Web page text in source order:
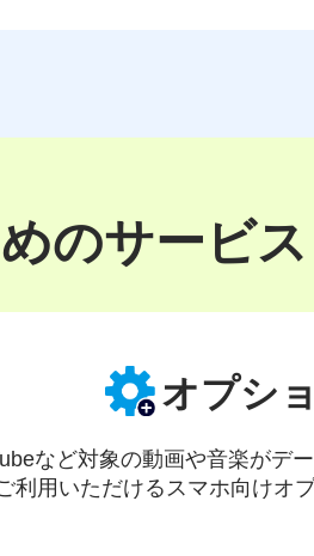
のサービス
オプシ
など対象の動画や音楽がデ
利用いただけるスマホ向けオ